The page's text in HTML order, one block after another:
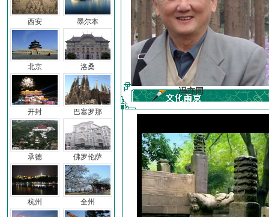
西安
北京
开封
承德
杭州
墨尔本
洛桑
巴塞罗那
佛罗伦萨
全州
冯亦同